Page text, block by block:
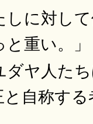
に対し
重い。」
ヤ人た
自称す